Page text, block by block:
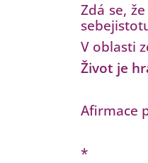
Zdá se,
V oblasti
Život je
Afirmace
*